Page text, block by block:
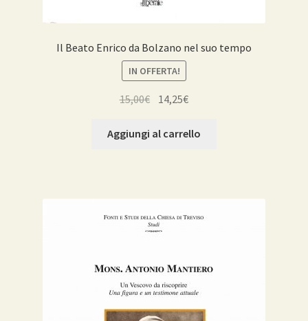
Il Beato Enrico da Bolzano nel suo tempo
IN OFFERTA!
15,00€
originale
14,25€Il
attuale
Aggiungi al carrello